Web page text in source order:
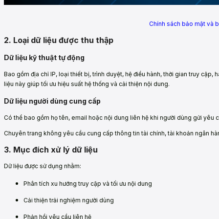
Chính sách bảo mật và
2. Loại dữ liệu được thu thập
Dữ liệu kỹ thuật tự động
Bao gồm địa chỉ IP, loại thiết bị, trình duyệt, hệ điều hành, thời gian truy
liệu này giúp tối ưu hiệu suất hệ thống và cải thiện nội dung.
Dữ liệu người dùng cung cấp
Có thể bao gồm họ tên, email hoặc nội dung liên hệ khi người dùng gửi yêu
Chuyên trang không yêu cầu cung cấp thông tin tài chính, tài khoản ngân
3. Mục đích xử lý dữ liệu
Dữ liệu được sử dụng nhằm:
Phân tích xu hướng truy cập và tối ưu nội dung
Cải thiện trải nghiệm người dùng
Phản hồi yêu cầu liên hệ